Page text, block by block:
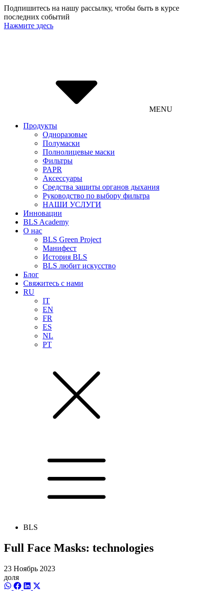
Подпишитесь на нашу рассылку, чтобы быть в курсе
последних событий
Нажмите здесь
MENU
Продукты
Одноразовые
Полумаски
Полнолицевые маски
Фильтры
PAPR
Аксессуары
Средства защиты органов дыхания
Руководство по выбору фильтра
НАШИ УСЛУГИ
Инновации
BLS Academy
О нас
BLS Green Project
Манифест
История BLS
BLS любит искусство
Блог
Свяжитесь с нами
RU
IT
EN
FR
ES
NL
PT
BLS
Full Face Masks: technologies
23 Ноябрь 2023
доля
ShareShareShare